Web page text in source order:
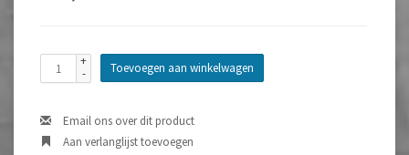
+
-
Toevoegen aan winkelwagen
Email ons over dit product
Aan verlanglijst toevoegen